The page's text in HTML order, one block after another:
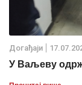
Дoгађаjи
У Ваљеву